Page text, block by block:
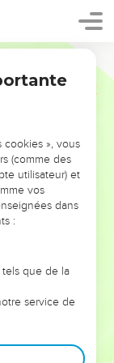
ÉVITER LES
les erreurs
même que ce
et responsables
leurs erreurs
cookies », vous
(comme des
utilisateur) et
vos
dans
:
tels que de la
service de